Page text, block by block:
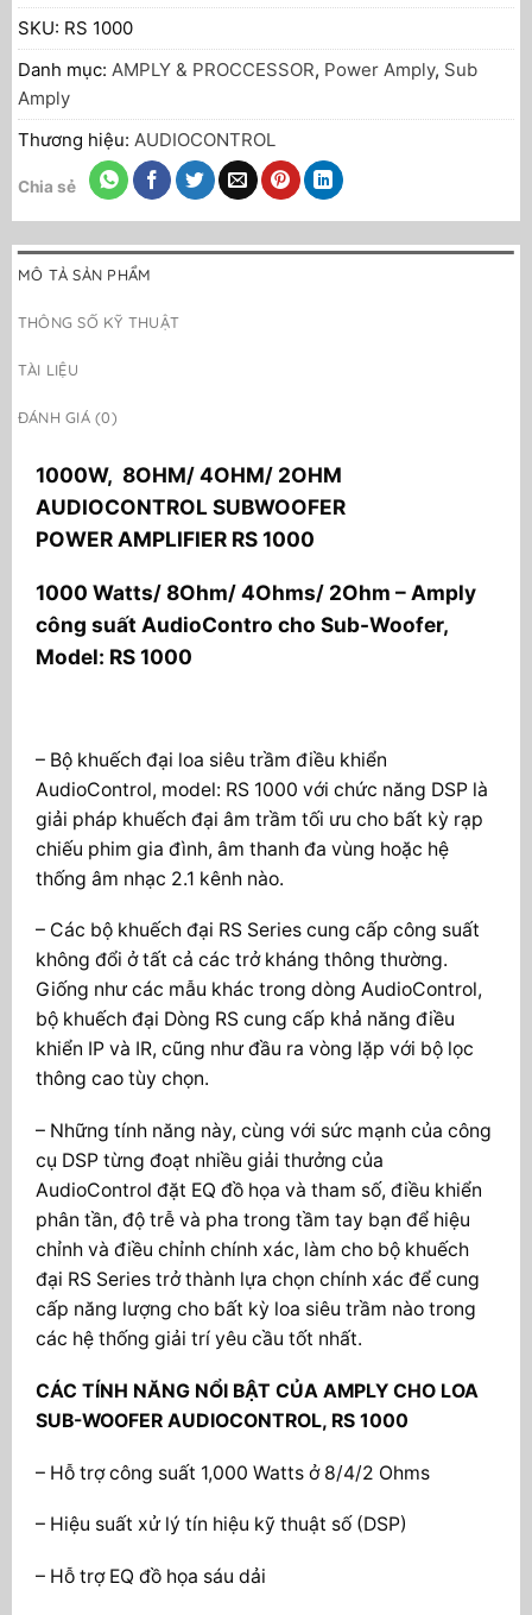
SKU: RS 1000
Danh mục: AMPLY & PROCCESSOR, Power Amply, Sub
Amply
Thương hiệu: AUDIOCONTROL
Chia sẻ
MÔ TẢ SẢN PHẨM
THÔNG SỐ KỸ THUẬT
TÀI LIỆU
ĐÁNH GIÁ (0)
1000W, 8OHM/ 4OHM/ 2OHM
AUDIOCONTROL SUBWOOFER
POWER AMPLIFIER RS 1000
1000 Watts/ 8Ohm/ 4Ohms/ 2Ohm – Amply
công suất AudioContro cho Sub-Woofer,
Model: RS 1000
– Bộ khuếch đại loa siêu trầm điều khiển
AudioControl, model: RS 1000 với chức năng DSP là
giải pháp khuếch đại âm trầm tối ưu cho bất kỳ rạp
chiếu phim gia đình, âm thanh đa vùng hoặc hệ
thống âm nhạc 2.1 kênh nào.
– Các bộ khuếch đại RS Series cung cấp công suất
không đổi ở tất cả các trở kháng thông thường.
Giống như các mẫu khác trong dòng AudioControl,
bộ khuếch đại Dòng RS cung cấp khả năng điều
khiển IP và IR, cũng như đầu ra vòng lặp với bộ lọc
thông cao tùy chọn.
– Những tính năng này, cùng với sức mạnh của công
cụ DSP từng đoạt nhiều giải thưởng của
AudioControl đặt EQ đồ họa và tham số, điều khiển
phân tần, độ trễ và pha trong tầm tay bạn để hiệu
chỉnh và điều chỉnh chính xác, làm cho bộ khuếch
đại RS Series trở thành lựa chọn chính xác để cung
cấp năng lượng cho bất kỳ loa siêu trầm nào trong
các hệ thống giải trí yêu cầu tốt nhất.
CÁC TÍNH NĂNG NỔI BẬT CỦA AMPLY CHO LOA
SUB-WOOFER AUDIOCONTROL, RS 1000
– Hỗ trợ công suất 1,000 Watts ở 8/4/2 Ohms
– Hiệu suất xử lý tín hiệu kỹ thuật số (DSP)
– Hỗ trợ EQ đồ họa sáu dải